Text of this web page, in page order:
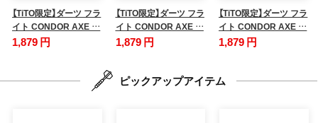
【TiTO限定】ダーツ フラ
イト CONDOR AXE …
1,879 円
【TiTO限定】ダーツ フラ
イト CONDOR AXE …
1,879 円
【TiTO限定】ダーツ フラ
イト CONDOR AXE …
1,879 円
ピックアップアイテム